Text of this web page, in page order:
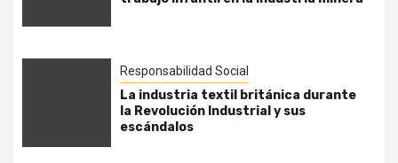
Responsabilidad Social
La industria textil británica durante
la Revolución Industrial y sus
escándalos